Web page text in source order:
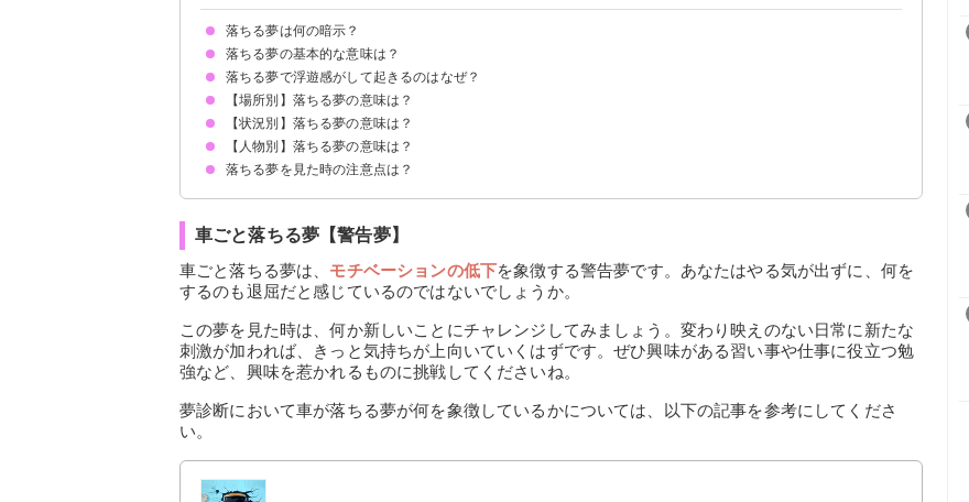
落ちる夢は何の暗示？
落ちる夢の基本的な意味は？
運気低下の暗示
状況によって意味が決まる
落ちる夢で浮遊感がして起きるのはなぜ？
目が覚めるのは無意識下の筋肉の痙攣が原因
【場所別】落ちる夢の意味は？
高いところから落ちる夢【警告夢】
崖から落ちる夢【警告夢】
階段から落ちる夢【警告夢】
ビルから落ちる夢【警告夢】
屋上から落ちる夢【警告夢】
観覧車から落ちる夢【警告夢】
天国から落ちる夢【凶夢】
橋から落ちる夢【警告夢】
【状況別】落ちる夢の意味は？
車ごと落ちる夢【警告夢】
海に落ちる夢【警告夢】
川に落ちる夢【警告夢】
落ちて助かる夢【吉夢】
落とし穴に落ちる夢【警告夢】
落ちて死ぬ夢【逆夢】
エレベーターが落ちる夢【警告夢】
追いかけられて落ちる夢【警告夢】
暗いところに落ちる夢【警告夢】
トイレに落ちる夢【警告夢】
火事で建物から落ちる夢【吉夢】
穴に落ちる夢【警告夢】
受験に落ちる夢【逆夢】
地獄に落ちる夢【警告夢】
【人物別】落ちる夢の意味は？
自分が落ちる夢【警告夢】
他人が落ちる夢【警告夢】
友達が落ちる夢【警告夢】
家族が落ちる夢【吉夢】
恋人が落ちる夢【警告夢】
子供が落ちる夢【警告夢】
知らない人が落ちる夢【警告夢】
芸能人が落ちる夢【警告夢】
落ちる夢を見た時の注意点は？
車ごと落ちる夢【警告夢】
車ごと落ちる夢は、 モチベーションの低下を象徴する警告夢です。あなたはやる気が出ずに、何を
するのも退屈だと感じているのではないでしょうか。
この夢を見た時は、何か新しいことにチャレンジしてみましょう。変わり映えのない日常に新たな
刺激が加われば、きっと気持ちが上向いていくはずです。ぜひ興味がある習い事や仕事に役立つ勉
強など、興味を惹かれるものに挑戦してくださいね。
夢診断において車が落ちる夢が何を象徴しているかについては、以下の記事を参考にしてくださ
い。